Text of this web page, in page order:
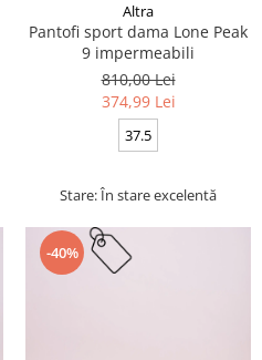
Altra
Pantofi sport dama Lone Peak
9 impermeabili
810,00 Lei
374,99 Lei
37.5
Stare: În stare excelentă
-40%